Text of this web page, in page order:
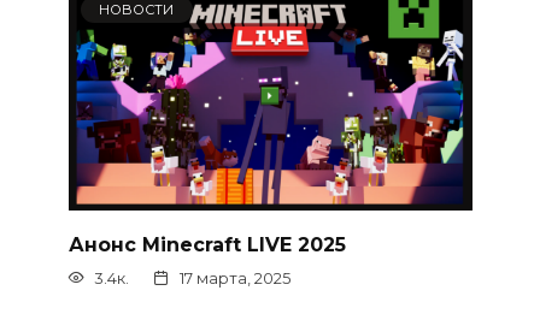
НОВОСТИ
Анонс Minecraft LIVE 2025
3.4к. 17 марта, 2025